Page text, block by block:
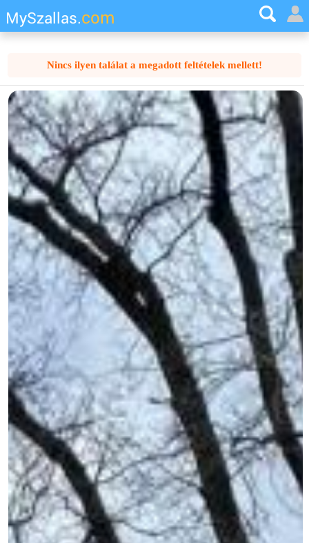
MySzallas.com
Nincs ilyen találat a megadott feltételek mellett!